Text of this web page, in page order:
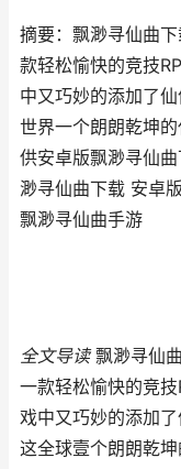
摘要：飘渺寻仙曲
款轻松愉快的竞技
中又巧妙的添加了
世界一个朗朗乾坤
供安卓版飘渺寻仙
渺寻仙曲下载 安卓
飘渺寻仙曲手游
全文导读飘渺寻仙
一款轻松愉快的竞
戏中又巧妙的添加
这全球壹个朗朗乾